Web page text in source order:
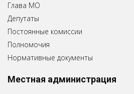
Глава МО
Депутаты
Постоянные комиссии
Полномочия
Нормативные документы
Местная администрация